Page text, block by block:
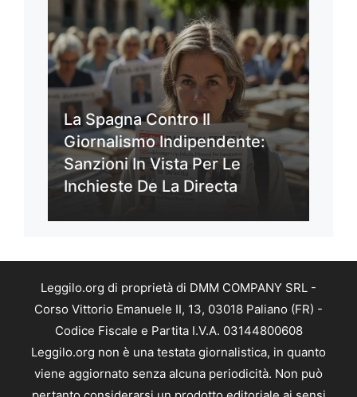
La Spagna Contro Il
Giornalismo Indipendente:
Sanzioni In Vista Per Le
Inchieste De La Directa
Leggilo.org di proprietà di DMM COMPANY SRL -
Corso Vittorio Emanuele II, 13, 03018 Paliano (FR) -
Codice Fiscale e Partita I.V.A. 03144800608
Leggilo.org non è una testata giornalistica, in quanto
viene aggiornato senza alcuna periodicità. Non può